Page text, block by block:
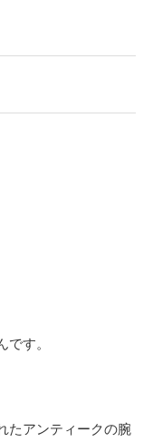
す。
たアンティークの腕